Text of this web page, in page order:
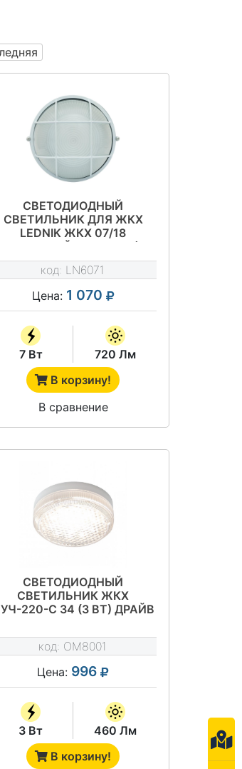
СВЕТОДИОДНЫЙ
СВЕТИЛЬНИК ДЛЯ ЖКХ
LEDNIK ЖКХ 07/18
(МАТОВЫЙ, РЕШЕТКА)
код: LN6071
Цена: 1 070
7 Вт
720 Лм
В корзину!
В сравнение
СВЕТОДИОДНЫЙ
СВЕТИЛЬНИК ЖКХ
220-С 34 (3 ВТ) ДРАЙВ
код: OM8001
Цена: 996
3 Вт
460 Лм
В корзину!